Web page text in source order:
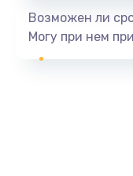
Возможен ли
Могу при нем